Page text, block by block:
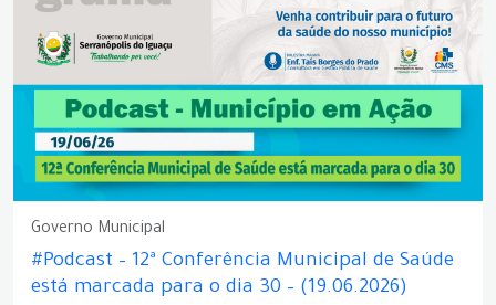
Governo Municipal
#Podcast – 12ª Conferência Municipal de Saúde
está marcada para o dia 30 – (19.06.2026)